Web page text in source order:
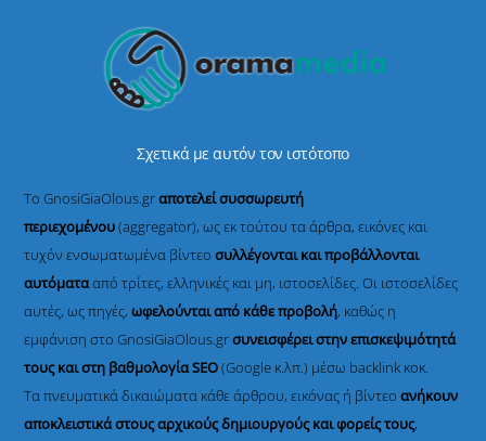
Σχετικά με αυτόν τον ιστότοπο
Το GnosiGiaOlous.grαποτελεί συσσωρευτή
περιεχομένου(aggregator), ως εκ τούτου τα άρθρα, εικόνες και
τυχόν ενσωματωμένα βίντεοσυλλέγονται και προβάλλονται
αυτόματααπό τρίτες, ελληνικές και μη, ιστοσελίδες. Οι ιστοσελίδες
αυτές, ως πηγές,ωφελούνται από κάθε προβολή, καθώς η
εμφάνιση στο GnosiGiaOlous.grσυνεισφέρει στην επισκεψιμότητά
τους και στη βαθμολογία SEO(Google κ.λπ.) μέσω backlink κοκ.
Τα πνευματικά δικαιώματα κάθε άρθρου, εικόνας ή βίντεοανήκουν
αποκλειστικά στους αρχικούς δημιουργούς και φορείς τους,